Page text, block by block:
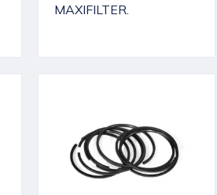
MAXIFILTER.